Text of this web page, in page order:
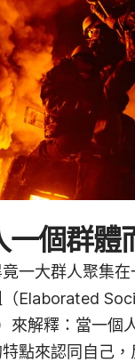
個群體
一大群人聚集
Elaborated
解釋：當一個
點來認同自己